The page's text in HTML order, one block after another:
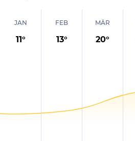
JAN
11°
FEB
13°
MÄR
20°